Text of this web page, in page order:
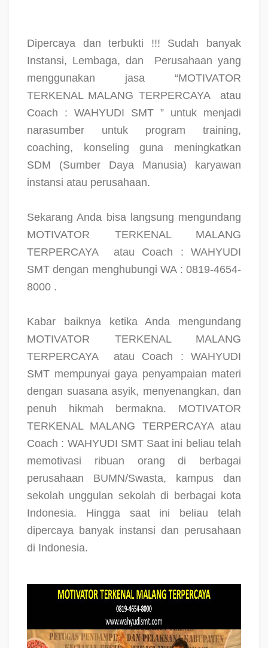
Dipercaya dan terbukti !!! Sudah banyak
Instansi, Lembaga, dan
Perusahaan yang
menggunakan jasa “MOTIVATOR
TERKENAL MALANG TERPERCAYA
atau
Coach : WAHYUDI SMT ” untuk menjadi
narasumber untuk program training,
coaching, konseling guna meningkatkan
SDM (Sumber Daya Manusia) karyawan
instansi atau perusahaan.
Sekarang Anda bisa langsung mengundang
MOTIVATOR TERKENAL MALANG
TERPERCAYA
atau Coach : WAHYUDI
SMT dengan menghubungi WA : 0819-4654-
8000 .
Kabar baiknya ketika Anda mengundang
MOTIVATOR TERKENAL MALANG
TERPERCAYA
atau Coach : WAHYUDI
SMT mempunyai gaya penyampaian materi
dengan suasana asyik, menyenangkan, dan
penuh hikmah bermakna. MOTIVATOR
TERKENAL MALANG TERPERCAYA atau
Coach : WAHYUDI SMT Saat ini beliau telah
memotivasi ribuan orang di berbagai
perusahaan BUMN/Swasta, kampus dan
sekolah unggulan sekolah di berbagai kota
Indonesia. Hingga saat ini beliau telah
dipercaya banyak instansi dan perusahaan
di Indonesia.